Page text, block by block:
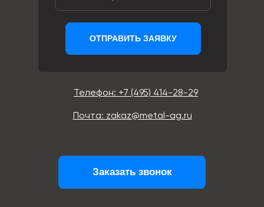
ОТПРАВИТЬ ЗАЯВКУ
Телефон: +7 (495) 414-28-29
Почта: zakaz@metal-ag.ru
Заказать звонок